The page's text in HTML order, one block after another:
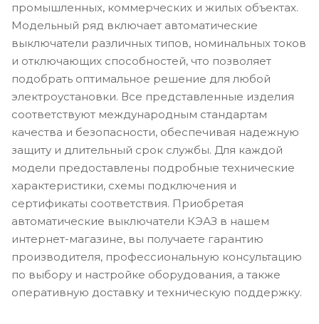
промышленных, коммерческих и жилых объектах.
Модельный ряд включает автоматические
выключатели различных типов, номинальных токов
и отключающих способностей, что позволяет
подобрать оптимальное решение для любой
электроустановки. Все представленные изделия
соответствуют международным стандартам
качества и безопасности, обеспечивая надежную
защиту и длительный срок службы. Для каждой
модели предоставлены подробные технические
характеристики, схемы подключения и
сертификаты соответствия. Приобретая
автоматические выключатели КЭАЗ в нашем
интернет-магазине, вы получаете гарантию
производителя, профессиональную консультацию
по выбору и настройке оборудования, а также
оперативную доставку и техническую поддержку.